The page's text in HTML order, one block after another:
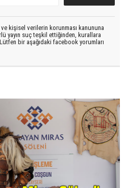
kişisel verilerin korunması kanununa
yayın suç teşkil ettiğinden, kurallara
bir aşağıdaki facebook yorumları